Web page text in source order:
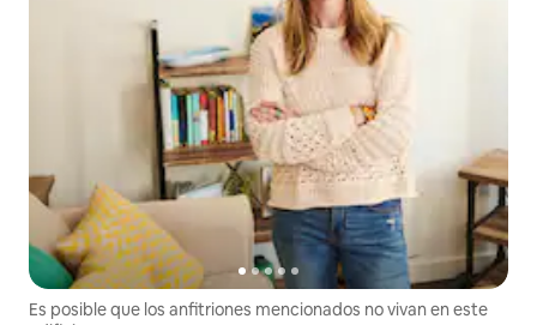
Es posible que los anfitriones mencionados no vivan en este